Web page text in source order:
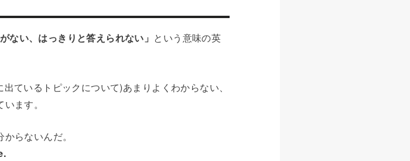
ない、はっきりと答えられない」 という意味の英
ているトピックについて)あまりよくわからない、
ます。
らないんだ。